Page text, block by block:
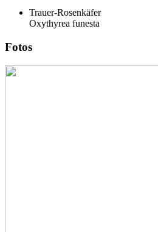
Trauer-Rosenkäfer
Oxythyrea funesta
Fotos